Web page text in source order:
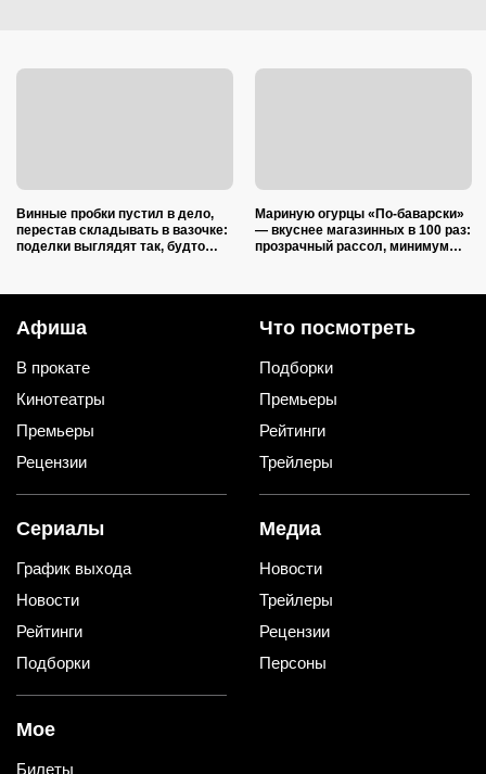
Винные пробки пустил в дело,
перестав складывать в вазочке:
поделки выглядят так, будто
Мариную огурцы «По-баварски»
— вкуснее магазинных в 100 раз:
прозрачный рассол, минимум
Афиша
В прокате
Кинотеатры
Премьеры
Рецензии
Что посмотреть
Подборки
Премьеры
Рейтинги
Трейлеры
Сериалы
График выхода
Новости
Рейтинги
Подборки
Медиа
Новости
Трейлеры
Рецензии
Персоны
Мое
Билеты